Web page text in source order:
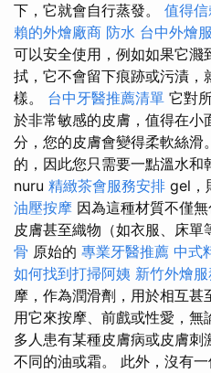
下，它就會自行蒸發。 值得
賴的外燴廠商 防水 台中外燴
可以安全使用，例如如果它濺
拭，它不會留下痕跡或污漬，
樣。 台中牙醫推薦清單 它對
於非常敏感的皮膚，值得在小
分，您的皮膚會變得柔軟絲滑
的，因此您只需要一點溫水和
nuru 精緻茶會服務安排 gel，
油壓按摩 因為這種材質不僅
皮膚甚至織物（如衣服、床單
骨 原始的 專業牙醫推薦 中式
如何找到打掃阿姨 新竹外燴
摩，作為潤滑劑，用於相互甚
用它來按摩、前戲或性愛，
多人患有某種皮膚病或皮膚
不同的油或霜。 此外，沒有